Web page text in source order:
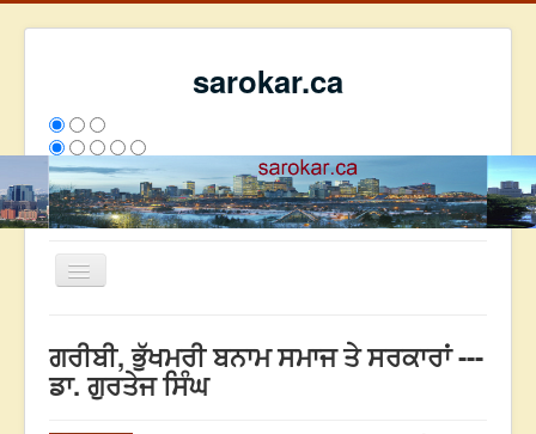
sarokar.ca
Toggle
ਰਚਨਾਵਾਂ
ਗਰੀਬੀ, ਭੁੱਖਮਰੀ ਬਨਾਮ ਸਮਾਜ ਤੇ ਸਰਕਾਰਾਂ ---
ਡਾ. ਗੁਰਤੇਜ ਸਿੰਘ